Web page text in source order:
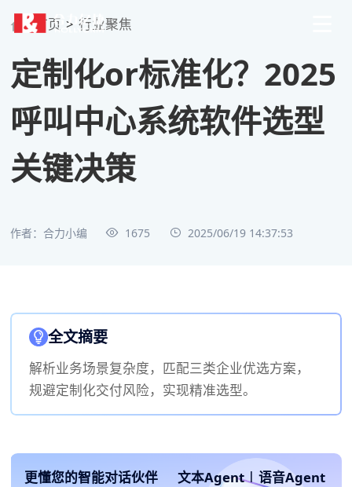
首页 > 行业聚焦
定制化or标准化？2025
呼叫中心系统软件选型
关键决策
作者：合力小编 1675 2025/06/19 14:37:53
全文摘要
解析业务场景复杂度，匹配三类企业优选方案，
规避定制化交付风险，实现精准选型。
更懂您的智能对话伙伴 文本Agent | 语音Agent